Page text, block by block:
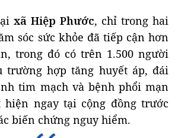
xã Hiệp Phước, chỉ trong hai
sóc sức khỏe đã tiếp cận hơn
trong đó có trên 1.500 người
trường hợp tăng huyết áp, đái
tim mạch và bệnh phổi mạn
ngay tại cộng đồng trước
biến chứng nguy hiểm.